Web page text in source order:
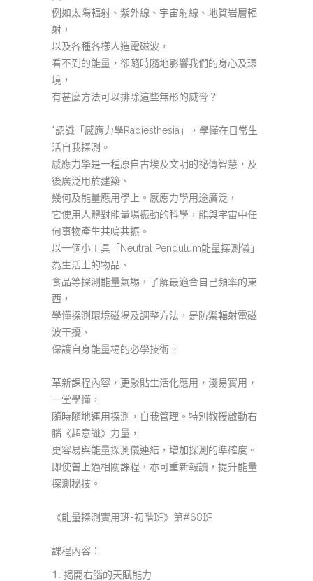
例如太陽輻射、紫外線、宇宙射線、地質岩層輻
射，
以及各種各樣人造電磁波，
看不到的能量，卻隨時隨地影響我們的身心及環
境，
有甚麼方法可以排除這些無形的威脅？
*認識「感應力學Radiesthesia 」，學懂在日常生
活自我探測。
感應力學是一種原自古埃及文明的祕傳智慧，及
後廣泛用於建築、
幾何及能量應用學上。感應力學用途廣泛，
它使用人體對能量場振動的科學，能與宇宙中任
何事物產生共嗚共振。
以一個小工具「 Neutral Pendulum能量探測儀」
為生活上的物品、
食品等探測能量氣埸，了解最適合自己頻率的東
西，
學懂探測環境磁埸及調整方法，是防禦輻射電磁
波干擾、
保護自身能量埸的必學技術。
革新課程內容，更緊貼生活化應用，淺易實用，
一堂學懂，
隨時隨地運用探測，自我管理。特別教授啟動右
腦《超意識》力量，
更容易與能量探測儀連結，增加探測的準確度。
即使曾上過相關課程，亦可重新報讀，提升能量
探測秘技。
《能量探測實用班-初階班》第#68班
課程內容：
揭開右腦的天賦能力